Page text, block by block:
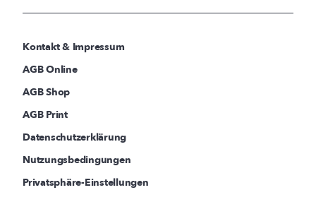
Kontakt & Impressum
AGB Online
AGB Shop
AGB Print
Datenschutzerklärung
Nutzungsbedingungen
Privatsphäre-Einstellungen